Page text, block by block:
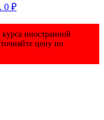
0 ₽
иностранной
цену по